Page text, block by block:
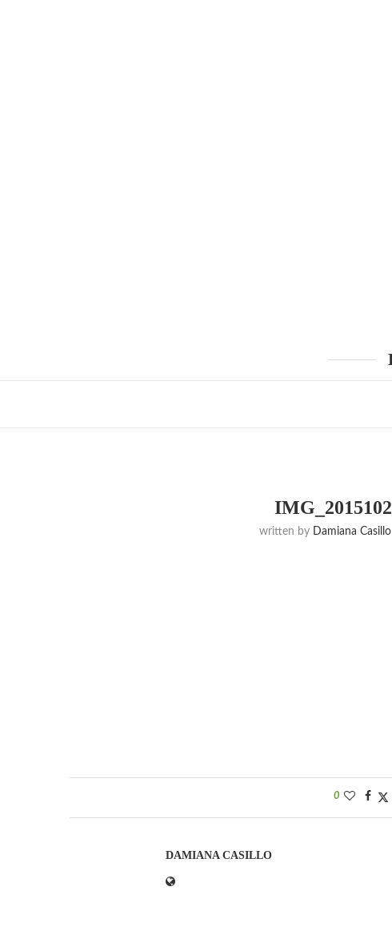
written by Damiana Casillo
0
DAMIANA CASILLO